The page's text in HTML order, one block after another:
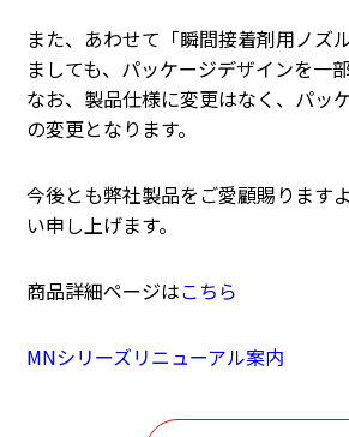
また、あわせて「瞬間接着剤用ノズ
ましても、パッケージデザインを一
なお、製品仕様に変更はなく、パッ
の変更となります。
今後とも弊社製品をご愛顧賜ります
い申し上げます。
商品詳細ページはこちら
MNシリーズリニューアル案内